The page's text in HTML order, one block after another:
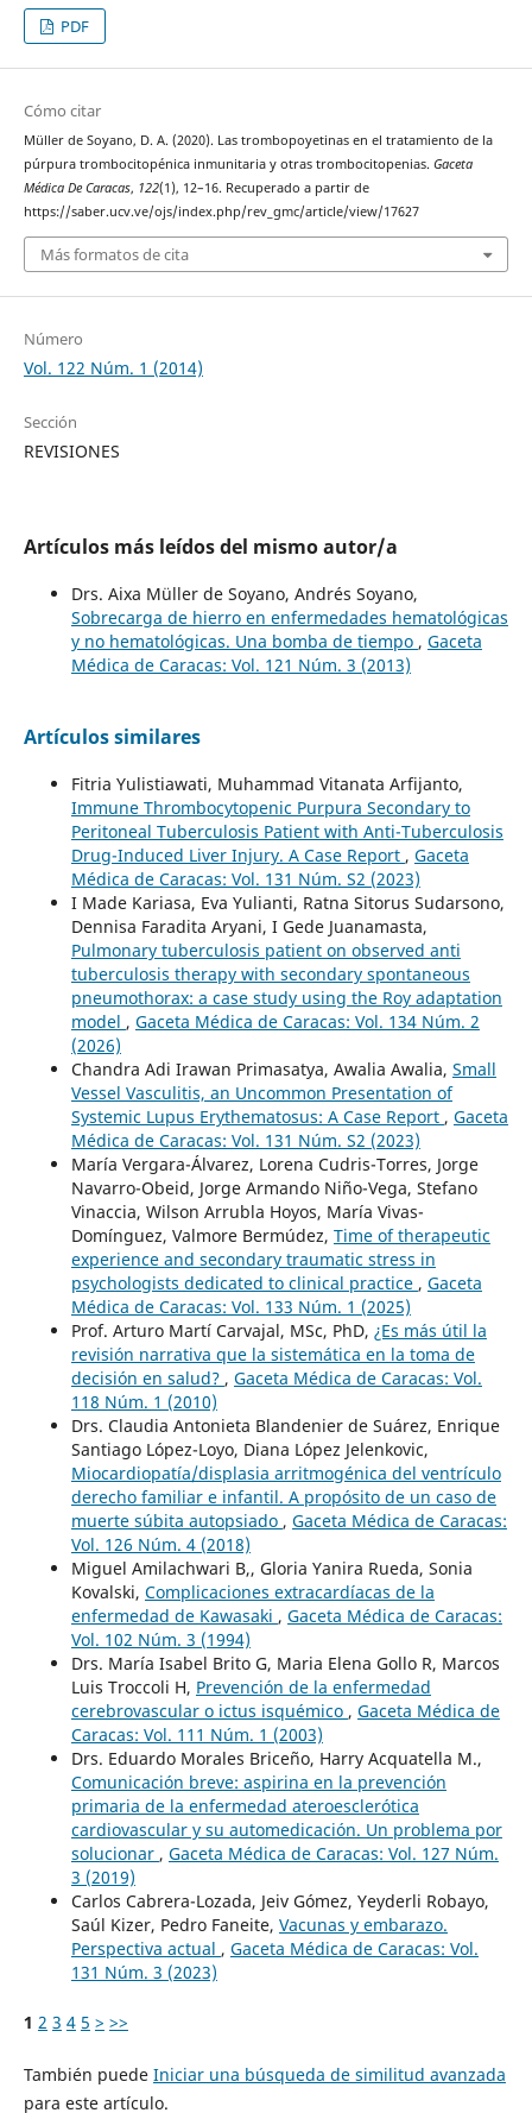
PDF
Cómo citar
Müller de Soyano, D. A. (2020). Las trombopoyetinas en el tratamiento de la
púrpura trombocitopénica inmunitaria y otras trombocitopenias. Gaceta
Médica De Caracas, 122(1), 12–16. Recuperado a partir de
https://saber.ucv.ve/ojs/index.php/rev_gmc/article/view/17627
Más formatos de cita
Número
Vol. 122 Núm. 1 (2014)
Sección
REVISIONES
Artículos más leídos del mismo autor/a
Drs. Aixa Müller de Soyano, Andrés Soyano,
Sobrecarga de hierro en enfermedades hematológicas
y no hematológicas. Una bomba de tiempo , Gaceta
Médica de Caracas: Vol. 121 Núm. 3 (2013)
Artículos similares
Fitria Yulistiawati, Muhammad Vitanata Arfijanto,
Immune Thrombocytopenic Purpura Secondary to
Peritoneal Tuberculosis Patient with Anti-Tuberculosis
Drug-Induced Liver Injury. A Case Report , Gaceta
Médica de Caracas: Vol. 131 Núm. S2 (2023)
I Made Kariasa, Eva Yulianti, Ratna Sitorus Sudarsono,
Dennisa Faradita Aryani, I Gede Juanamasta,
Pulmonary tuberculosis patient on observed anti
tuberculosis therapy with secondary spontaneous
pneumothorax: a case study using the Roy adaptation
model , Gaceta Médica de Caracas: Vol. 134 Núm. 2
(2026)
Chandra Adi Irawan Primasatya, Awalia Awalia, Small
Vessel Vasculitis, an Uncommon Presentation of
Systemic Lupus Erythematosus: A Case Report , Gaceta
Médica de Caracas: Vol. 131 Núm. S2 (2023)
María Vergara-Álvarez, Lorena Cudris-Torres, Jorge
Navarro-Obeid, Jorge Armando Niño-Vega, Stefano
Vinaccia, Wilson Arrubla Hoyos, María Vivas-
Domínguez, Valmore Bermúdez, Time of therapeutic
experience and secondary traumatic stress in
psychologists dedicated to clinical practice , Gaceta
Médica de Caracas: Vol. 133 Núm. 1 (2025)
Prof. Arturo Martí Carvajal, MSc, PhD, ¿Es más útil la
revisión narrativa que la sistemática en la toma de
decisión en salud? , Gaceta Médica de Caracas: Vol.
118 Núm. 1 (2010)
Drs. Claudia Antonieta Blandenier de Suárez, Enrique
Santiago López-Loyo, Diana López Jelenkovic,
Miocardiopatía/displasia arritmogénica del ventrículo
derecho familiar e infantil. A propósito de un caso de
muerte súbita autopsiado , Gaceta Médica de Caracas:
Vol. 126 Núm. 4 (2018)
Miguel Amilachwari B,, Gloria Yanira Rueda, Sonia
Kovalski, Complicaciones extracardíacas de la
enfermedad de Kawasaki , Gaceta Médica de Caracas:
Vol. 102 Núm. 3 (1994)
Drs. María Isabel Brito G, Maria Elena Gollo R, Marcos
Luis Troccoli H, Prevención de la enfermedad
cerebrovascular o ictus isquémico , Gaceta Médica de
Caracas: Vol. 111 Núm. 1 (2003)
Drs. Eduardo Morales Briceño, Harry Acquatella M.,
Comunicación breve: aspirina en la prevención
primaria de la enfermedad ateroesclerótica
cardiovascular y su automedicación. Un problema por
solucionar , Gaceta Médica de Caracas: Vol. 127 Núm.
3 (2019)
Carlos Cabrera-Lozada, Jeiv Gómez, Yeyderli Robayo,
Saúl Kizer, Pedro Faneite, Vacunas y embarazo.
Perspectiva actual , Gaceta Médica de Caracas: Vol.
131 Núm. 3 (2023)
1 2 3 4 5 > >>
También puede Iniciar una búsqueda de similitud avanzada
para este artículo.